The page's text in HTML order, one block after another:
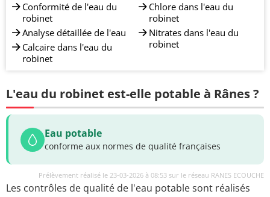
Conformité de l'eau du
robinet
Analyse détaillée de l'eau
Calcaire dans l'eau du
robinet
Chlore dans l'eau du
robinet
Nitrates dans l'eau du
robinet
L'eau du robinet est-elle potable à Rânes ?
Eau potable
conforme aux normes de qualité françaises
Prélèvement réalisé le 23-03-2026 à 08:53 sur le réseau RANES ECOUCHE
Les contrôles de qualité de l'eau potable sont réalisés